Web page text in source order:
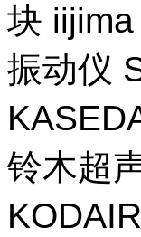
块
振动仪
铃木超